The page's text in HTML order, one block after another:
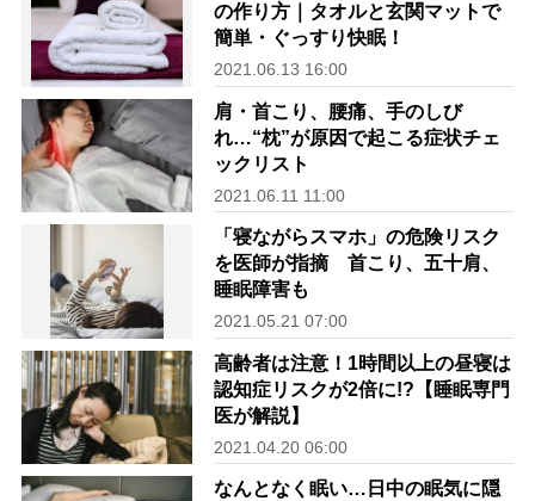
の作り方｜タオルと玄関マットで
簡単・ぐっすり快眠！
2021.06.13 16:00
肩・首こり、腰痛、手のしび
れ…“枕”が原因で起こる症状チェ
ックリスト
2021.06.11 11:00
「寝ながらスマホ」の危険リスク
を医師が指摘 首こり、五十肩、
睡眠障害も
2021.05.21 07:00
高齢者は注意！1時間以上の昼寝は
認知症リスクが2倍に!?【睡眠専門
医が解説】
2021.04.20 06:00
なんとなく眠い…日中の眠気に隠